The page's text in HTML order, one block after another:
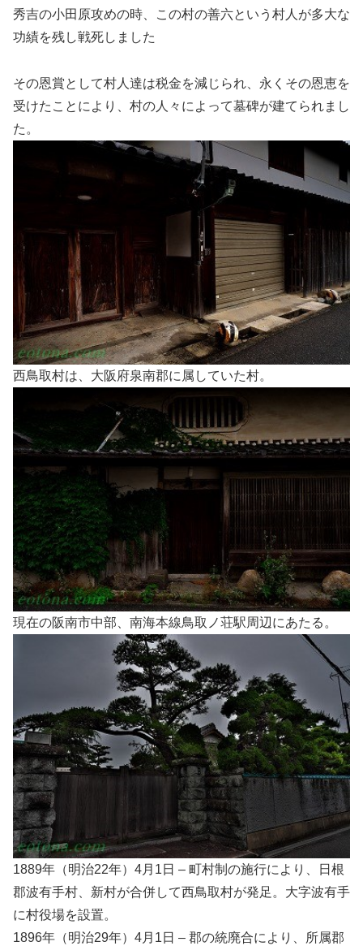
秀吉の小田原攻めの時、この村の善六という村人が多大な
功績を残し戦死しました
その恩賞として村人達は税金を減じられ、永くその恩恵を
受けたことにより、村の人々によって墓碑が建てられまし
た。
西鳥取村は、大阪府泉南郡に属していた村。
現在の阪南市中部、南海本線鳥取ノ荘駅周辺にあたる。
1889年（明治22年）4月1日 – 町村制の施行により、日根
郡波有手村、新村が合併して西鳥取村が発足。大字波有手
に村役場を設置。
1896年（明治29年）4月1日 – 郡の統廃合により、所属郡